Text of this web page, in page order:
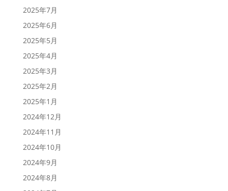
2025年7月
2025年6月
2025年5月
2025年4月
2025年3月
2025年2月
2025年1月
2024年12月
2024年11月
2024年10月
2024年9月
2024年8月